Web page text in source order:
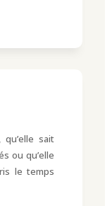
qu’elle sait
ou qu’elle
le temps